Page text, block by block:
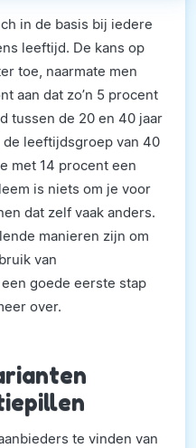
in de basis bij iedere
leeftijd. De kans op
toe, naarmate men
aan dat zo’n 5 procent
tussen de 20 en 40 jaar
leeftijdsgroep van 40
met 14 procent een
is niets om je voor
dat zelf vaak anders.
manieren zijn om
van
een goede eerste stap
over.
te vinden van